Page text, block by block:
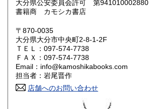
滋賀県 600円 京都府
奈良県 600円
鳥取県 600円 島根県
岡山県 600円
大分県公安委員会許可 第941010002880
書籍商 カモシカ書店
〒870-0035
大分県大分市中央町2-8-1-2F
ＴＥＬ：097-574-7738
ＦＡＸ：097-574-7738
Email：info@kamoshikabooks.com
担当者：岩尾晋作
店舗へのお問い合わせ